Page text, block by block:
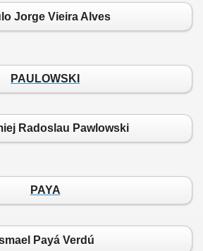
Jorge Vieira Alves
PAULOWSKI
Radoslau Pawlowski
PAYA
Payá Verdú